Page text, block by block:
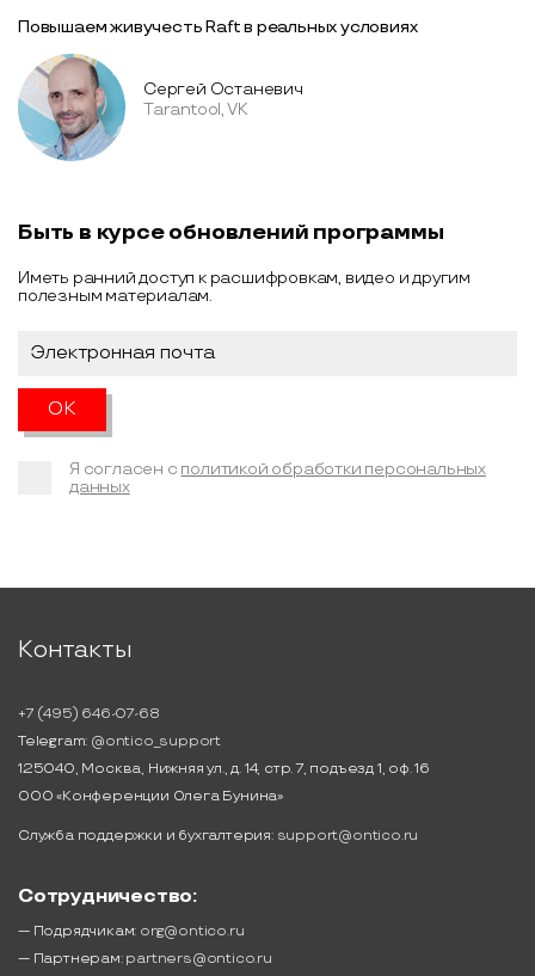
Повышаем живучесть Raft в реальных условиях
Сергей Останевич
Tarantool, VK
Быть в курсе обновлений программы
Иметь ранний доступ к расшифровкам, видео и другим
полезным материалам.
Я согласен с политикой обработки персональных
данных
Контакты
+7 (495) 646-07-68
Telegram: @ontico_support
125040, Москва, Нижняя ул., д. 14, стр. 7, подъезд 1, оф. 16
ООО «Конференции Олега Бунина»
Служба поддержки и бухгалтерия: support@ontico.ru
Сотрудничество:
— Подрядчикам: org@ontico.ru
— Партнерам: partners@ontico.ru